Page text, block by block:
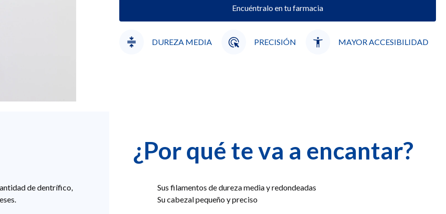
Encuéntralo en tu farmacia
DUREZA MEDIA PRECISIÓN MAYOR ACCESIBILIDAD
de dentrífico,
¿Por qué te va a encantar?
Sus filamentos de dureza media y redondeadas
Su cabezal pequeño y preciso